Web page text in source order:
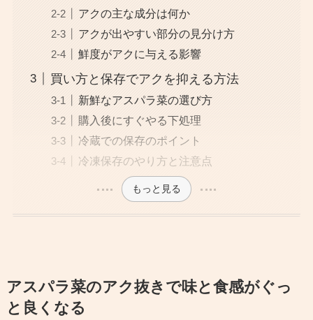
アクの主な成分は何か
アクが出やすい部分の見分け方
鮮度がアクに与える影響
買い方と保存でアクを抑える方法
新鮮なアスパラ菜の選び方
購入後にすぐやる下処理
冷蔵での保存のポイント
冷凍保存のやり方と注意点
もっと見る
アスパラ菜のアク抜きで味と食感がぐっ
と良くなる